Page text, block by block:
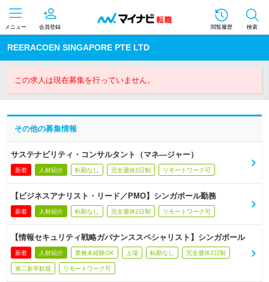
メニュー 会員登録 閲覧履歴 検索
REERACOEN SINGAPORE PTE LTD
この求人は現在募集を行っていません。
その他の募集情報
サステナビリティ・コンサルタント（マネ―ジャー）
新着 人材紹介 転勤なし 完全週休2日制 リモートワーク可
【ビジネスアナリスト・リード／PMO】シンガポール勤務
新着 人材紹介 転勤なし 完全週休2日制 リモートワーク可
【情報セキュリティ戦略ガバナンススペシャリスト】シンガポール
新着 人材紹介 業種未経験OK 上場 転勤なし 完全週休2日制
第二新卒歓迎 リモートワーク可